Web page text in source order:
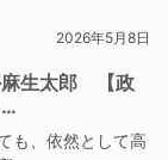
2026年5月8日
麻生太郎 【政
…
も、依然として高